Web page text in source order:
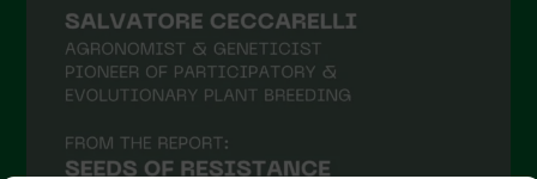
Aprile 2021
Febbraio 2021